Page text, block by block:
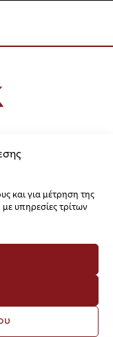
και για μέτρηση της
υπηρεσίες τρίτων